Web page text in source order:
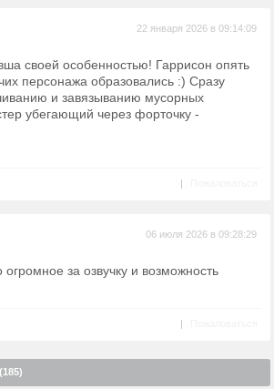
22 января 2026 в 09:14:09
своей особенностью! Гаррисон опять
персонажа образовались :) Сразу
и завязыванию мусорных
убегающий через форточку -
|
06 июля 2026 в 09:28:29
за озвучку и возможность
|